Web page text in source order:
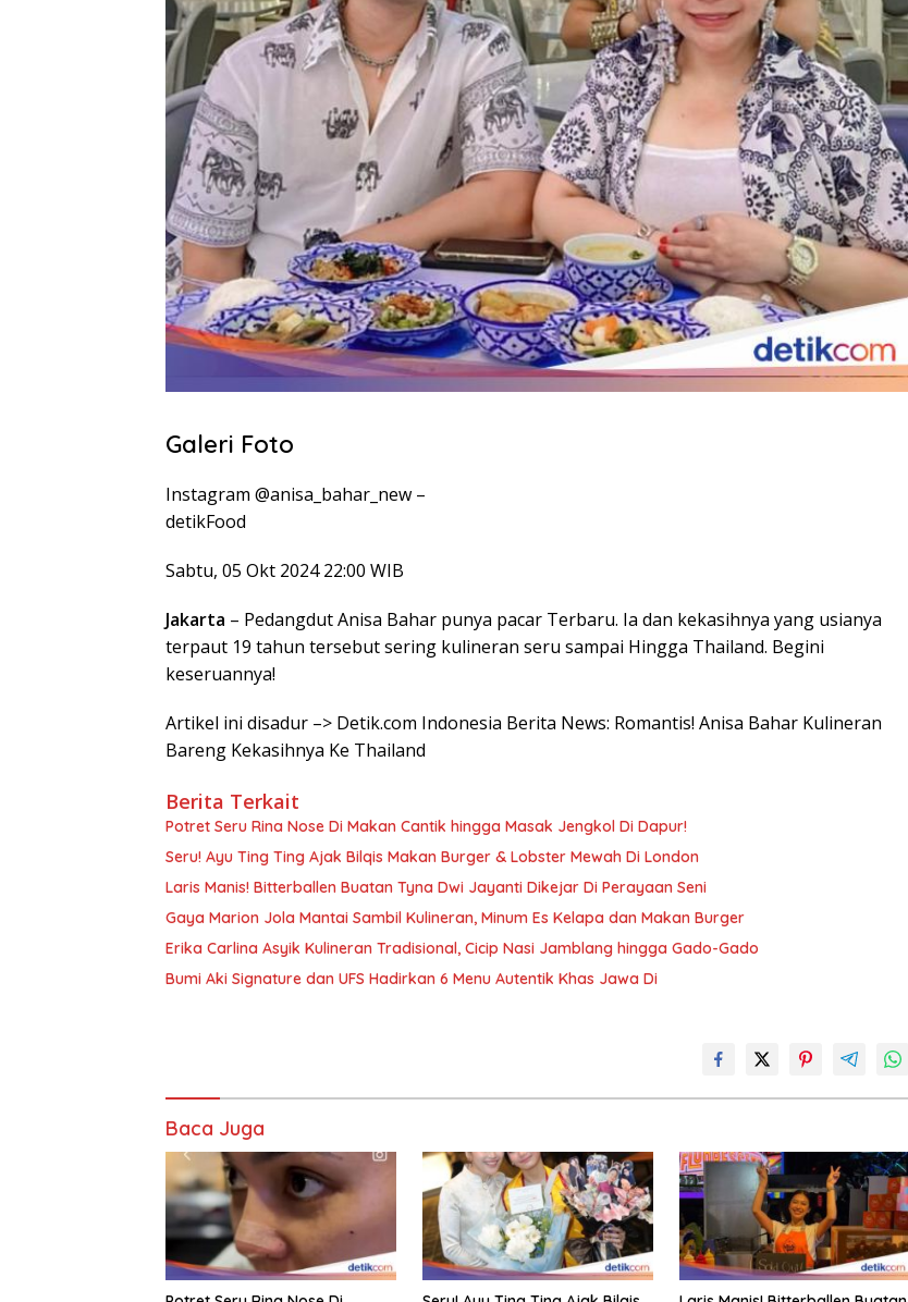
Galeri Foto
Instagram @anisa_bahar_new –
detikFood
Sabtu, 05 Okt 2024 22:00 WIB
Jakarta – Pedangdut Anisa Bahar punya pacar Terbaru. Ia dan kekasihnya yang usianya
terpaut 19 tahun tersebut sering kulineran seru sampai Hingga Thailand. Begini
keseruannya!
Artikel ini disadur –> Detik.com Indonesia Berita News: Romantis! Anisa Bahar Kulineran
Bareng Kekasihnya Ke Thailand
Berita Terkait
Potret Seru Rina Nose Di Makan Cantik hingga Masak Jengkol Di Dapur!
Seru! Ayu Ting Ting Ajak Bilqis Makan Burger & Lobster Mewah Di London
Laris Manis! Bitterballen Buatan Tyna Dwi Jayanti Dikejar Di Perayaan Seni
Gaya Marion Jola Mantai Sambil Kulineran, Minum Es Kelapa dan Makan Burger
Erika Carlina Asyik Kulineran Tradisional, Cicip Nasi Jamblang hingga Gado-Gado
Bumi Aki Signature dan UFS Hadirkan 6 Menu Autentik Khas Jawa Di
Baca Juga